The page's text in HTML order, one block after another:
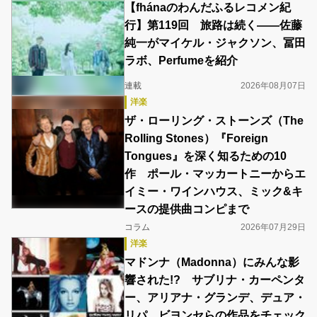
【fhánaのわんだふるレコメン紀
行】第119回 旅路は続く――佐藤
純一がマイケル・ジャクソン、冨田
ラボ、Perfumeを紹介
連載
2026年08月07日
洋楽
ザ・ローリング・ストーンズ（The
Rolling Stones）『Foreign
Tongues』を深く知るための10
作 ポール・マッカートニーからエ
イミー・ワインハウス、ミック&キ
ースの提供曲コンピまで
コラム
2026年07月29日
洋楽
マドンナ（Madonna）にみんな影
響された!? サブリナ・カーペンタ
ー、アリアナ・グランデ、デュア・